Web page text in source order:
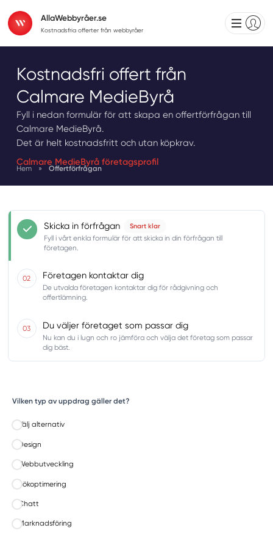
AllaWebbyråer.se
Kostnadsfria offerter från webbyråer
Kostnadsfri offert från
Calmare MedieByrå
Fyll i nedan formulär för att skapa en offertförfrågan till
Calmare MedieByrå.
Det är helt kostnadsfritt och utan köpkrav.
Calmare MedieByrå företagsprofil
Hem » Offertförfrågan
Skicka in förfrågan Snart klar
Fyll i vårt enkla formulär för att skicka in din förfrågan till
företagen.
02 Företagen kontaktar dig
De utvalda företagen kontaktar dig för rådgivning och
offertlämning.
03 Du väljer företaget som passar dig
Nu kan du i lugn och ro jämföra och välja det företag som passar
dig bäst.
Vilken typ av uppdrag gäller det?
Välj alternativ
Design
Webbutveckling
Sökoptimering
Chatt
Marknadsföring